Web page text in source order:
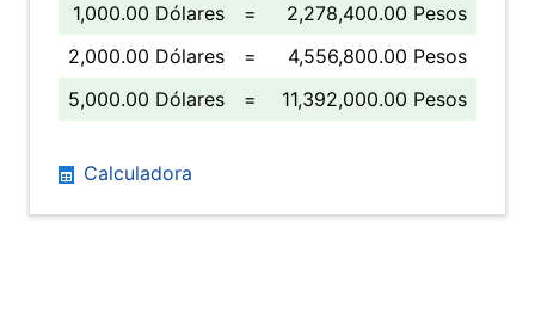
1,000.00 Dólares
=
2,278,400.00 Pesos
2,000.00 Dólares
=
4,556,800.00 Pesos
5,000.00 Dólares
= 11,392,000.00 Pesos
Calculadora